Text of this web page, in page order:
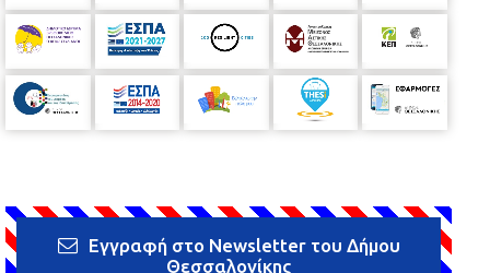
Εγγραφή στο Newsletter του Δήμου
Θεσσαλονίκης